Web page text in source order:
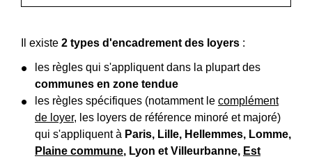
Il existe 2 types d'encadrement des loyers :
les règles qui s'appliquent dans la plupart des
communes en zone tendue
les règles spécifiques (notamment le complément
de loyer, les loyers de référence minoré et majoré)
qui s'appliquent à Paris, Lille, Hellemmes, Lomme,
Plaine commune, Lyon et Villeurbanne, Est